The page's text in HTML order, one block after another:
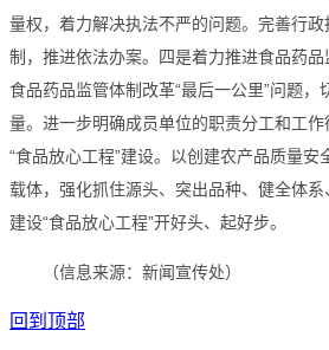
量权，着力解决执法不严的问题。完善行
制，推进依法办案。四是着力推进食品药
食品药品监管体制改革“最后一公里”问题，
量。进一步明确成员单位的职责分工和工
“食品放心工程”建设。以创建农产品质量安
载体，强化抓住源头、突出品种、健全体系
建设“食品放心工程”开好头、起好步。
（信息来源：新闻宣传处）
回到顶部